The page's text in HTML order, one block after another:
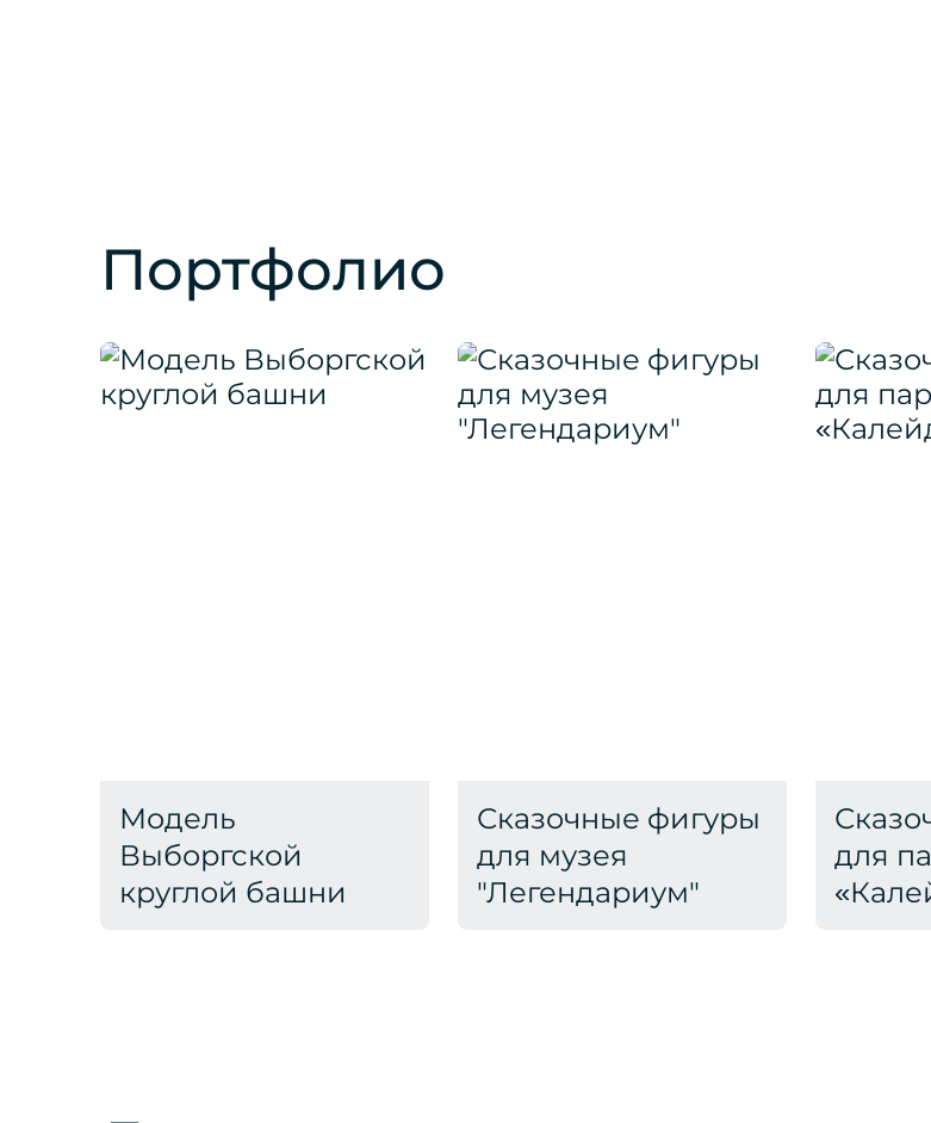
Портфолио
Модель
Выборгской
круглой башни
Сказочные фигуры
для музея
"Легендариум"
для